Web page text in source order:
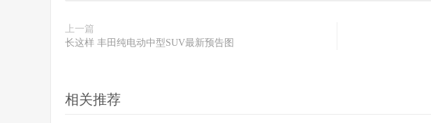
上一篇
长这样 丰田纯电动中型SUV最新预告图
相关推荐